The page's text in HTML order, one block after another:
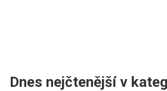
Dnes nejčtenější v